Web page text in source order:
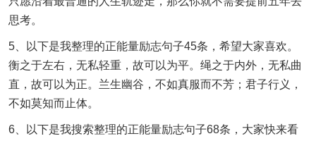
思考。
5、以下是我整理的正能量励志句子45条，希望大家喜欢。
衡之于左右，无私轻重，故可以为平。绳之于内外，无私曲
直，故可以为正。兰生幽谷，不如真服而不芳；君子行义，
不如莫知而止体。
6、以下是我搜索整理的正能量励志句子68条，大家快来看